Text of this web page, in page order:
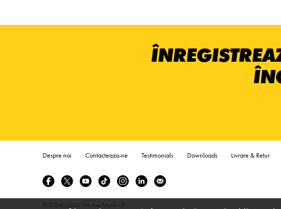
Despre noi Contacteaza-ne Testimonials Downloads Livrare & Retur
© 2024–2026 We Are Mono srl